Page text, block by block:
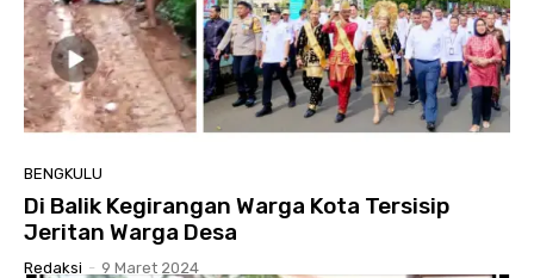
BENGKULU
Di Balik Kegirangan Warga Kota Tersisip
Jeritan Warga Desa
Redaksi - 9 Maret 2024